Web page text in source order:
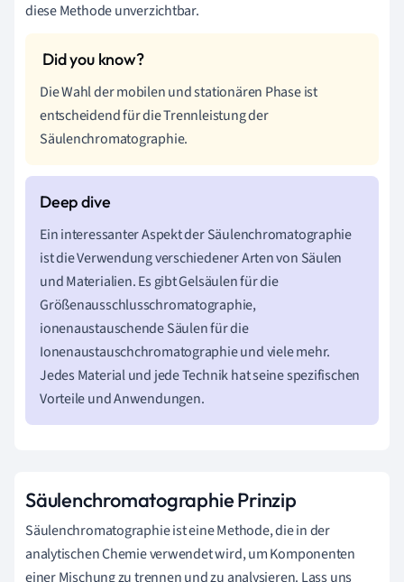
diese Methode unverzichtbar.
Die Wahl der mobilen und stationären Phase ist
entscheidend für die Trennleistung der
Säulenchromatographie.
Ein interessanter Aspekt der Säulenchromatographie
ist die Verwendung verschiedener Arten von Säulen
und Materialien. Es gibt Gelsäulen für die
Größenausschlusschromatographie,
ionenaustauschende Säulen für die
Ionenaustauschchromatographie und viele mehr.
Jedes Material und jede Technik hat seine spezifischen
Vorteile und Anwendungen.
Säulenchromatographie Prinzip
Säulenchromatographie ist eine Methode, die in der
analytischen Chemie verwendet wird, um Komponenten
einer Mischung zu trennen und zu analysieren. Lass uns